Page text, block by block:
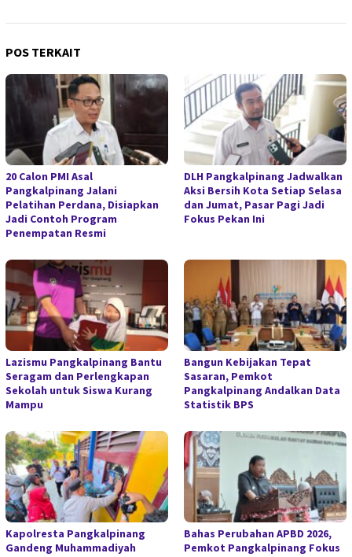
POS TERKAIT
20 Calon PMI Asal
Pangkalpinang Jalani
Pelatihan Perdana, Disiapkan
Jadi Contoh Program
Penempatan Resmi
DLH Pangkalpinang Jadwalkan
Aksi Bersih Kota Setiap Selasa
dan Jumat, Pasar Pagi Jadi
Fokus Pekan Ini
Lazismu Pangkalpinang Bantu
Seragam dan Perlengkapan
Sekolah untuk Siswa Kurang
Mampu
Bangun Kebijakan Tepat
Sasaran, Pemkot
Pangkalpinang Andalkan Data
Statistik BPS
Kapolresta Pangkalpinang
Gandeng Muhammadiyah
Bahas Perubahan APBD 2026,
Pemkot Pangkalpinang Fokus